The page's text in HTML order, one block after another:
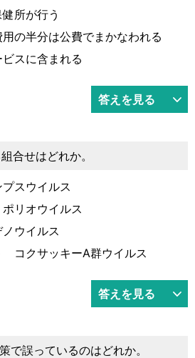
所が行う
の半分は公費でまかなわれる
スに含まれる
答えを見る
合せはどれか。
スウイルス
リオウイルス
ウイルス
クサッキーA群ウイルス
答えを見る
で誤っているのはどれか。